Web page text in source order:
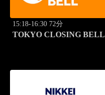
15:18-16:30 72分
TOKYO CLOSING BELL